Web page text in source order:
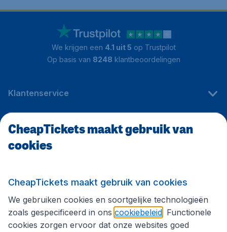
We krijgen een 4.1 uit 5 op Trustpilot
Op basis van 8248 klantbeoordelingen
Klantenservice
CheapTickets.be
Volg CheapTickets.be
CheapTickets maakt gebruik van
cookies
CheapTickets maakt gebruik van cookies
We gebruiken cookies en soortgelijke technologieën
zoals gespecificeerd in ons cookiebeleid . Functionele
cookies zorgen ervoor dat onze websites goed